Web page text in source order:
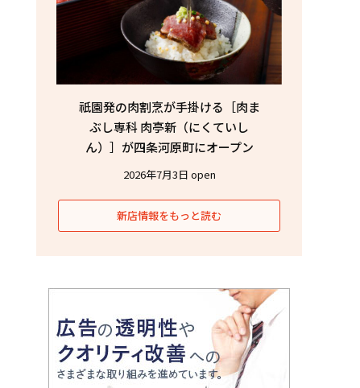
祇園発の肉割烹が手掛ける［肉ま
ぶし専科 肉亭新（にくていし
ん）］が四条河原町にオープン
2026年7月3日 open
新店情報をもっと読む